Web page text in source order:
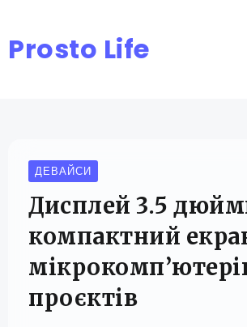
Prosto Life
ДЕВАЙСИ
Дисплей 3.5
компактний
проєктів